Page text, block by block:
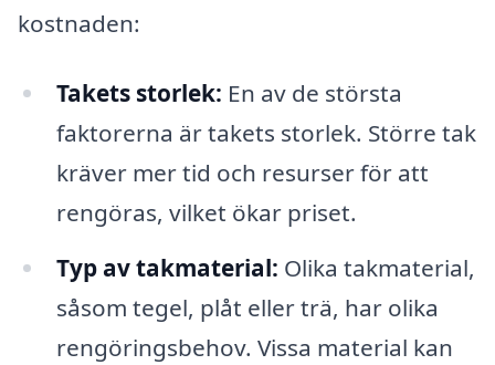
kostnaden:
Takets storlek: En av de största
faktorerna är takets storlek. Större tak
kräver mer tid och resurser för att
rengöras, vilket ökar priset.
Typ av takmaterial: Olika takmaterial,
såsom tegel, plåt eller trä, har olika
rengöringsbehov. Vissa material kan